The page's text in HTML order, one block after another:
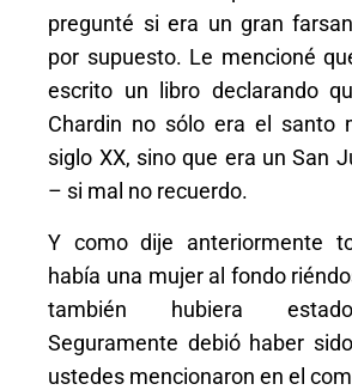
pregunté si era un gran
por supuesto. Le mencioné
escrito un libro declarando
Chardin no sólo era el santo
siglo XX, sino que era un San
– si mal no recuerdo.
Y como dije anteriormente
había una mujer al fondo
también hubiera
Seguramente debió haber
ustedes mencionaron en el